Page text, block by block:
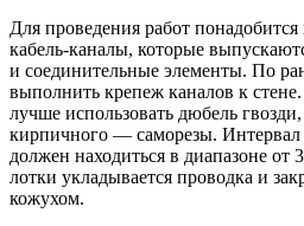
Для проведения работ
кабель-каналы, которые
и соединительные элементы. По
выполнить крепеж каналов к
лучше использовать дюбель
кирпичного — саморезы.
должен находиться в диапазоне от
лотки укладывается проводка и
кожухом.